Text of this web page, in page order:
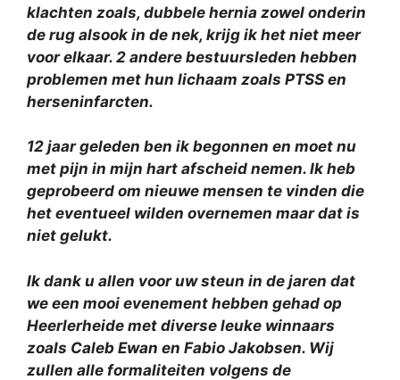
klachten zoals, dubbele hernia zowel onderin
de rug alsook in de nek, krijg ik het niet meer
voor elkaar. 2 andere bestuursleden hebben
problemen met hun lichaam zoals PTSS en
herseninfarcten.
12 jaar geleden ben ik begonnen en moet nu
met pijn in mijn hart afscheid nemen. Ik heb
geprobeerd om nieuwe mensen te vinden die
het eventueel wilden overnemen maar dat is
niet gelukt.
Ik dank u allen voor uw steun in de jaren dat
we een mooi evenement hebben gehad op
Heerlerheide met diverse leuke winnaars
zoals Caleb Ewan en Fabio Jakobsen. Wij
zullen alle formaliteiten volgens de